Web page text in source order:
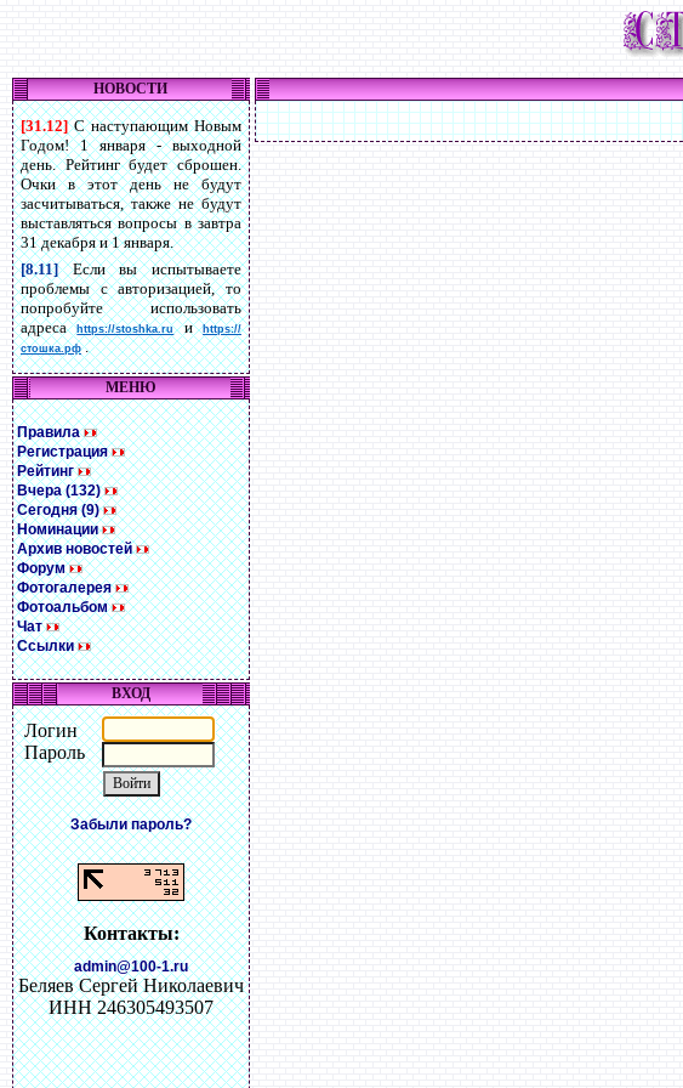
НОВОСТИ
[31.12]С наступающим Новым
Годом! 1 января - выходной
день. Рейтинг будет сброшен.
Очки в этот день не будут
засчитываться, также не будут
выставляться вопросы в завтра
31 декабря и 1 января.
[8.11]Если вы испытываете
проблемы с авторизацией, то
попробуйте использовать
адресаhttps://stoshka.ruиhttps://
стошка.рф.
МЕНЮ
Правила
Регистрация
Рейтинг
Вчера (132)
Сегодня (9)
Номинации
Архив новостей
Форум
Фотогалерея
Фотоальбом
Чат
Ссылки
ВХОД
Логин
Пароль
Забыли пароль?
Контакты:
admin@100-1.ru
Беляев Сергей Николаевич
ИНН 246305493507